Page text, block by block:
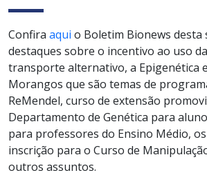
Confira aqui o Boletim Bionews desta
destaques sobre o incentivo ao uso
transporte alternativo, a Epigenética
Morangos que são temas de
ReMendel, curso de extensão
Departamento de Genética para
para professores do Ensino Médio,
inscrição para o Curso de
outros assuntos.